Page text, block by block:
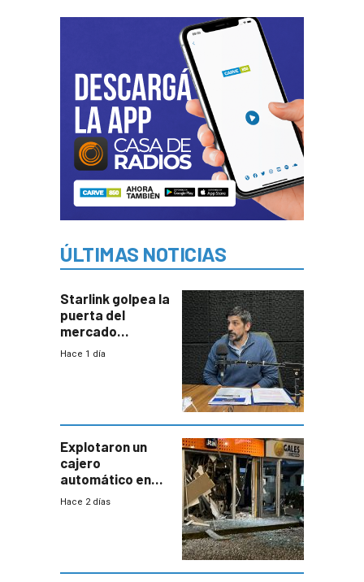
ÚLTIMAS NOTICIAS
Starlink golpea la
puerta del
mercado
uruguayo y Antel
con mayor
miedo”
Hace 1 día
Explotaron un
cajero
automático en
Parque Miramar;
Hace 2 días